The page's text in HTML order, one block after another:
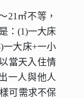
21㎡不等，
：(1)一大床
一大床+一小
當天入住情
一人與他人
可需求不保